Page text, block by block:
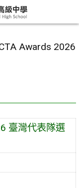
Awards 2026
臺灣代表隊選